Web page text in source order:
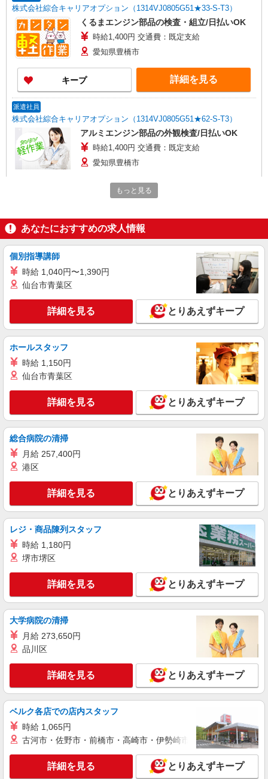
株式会社綜合キャリアオプション（1314VJ0805G51★33-S-T3）
くるまエンジン部品の検査・組立/日払いOK
時給1,400円 交通費：既定支給
愛知県豊橋市
キープ 詳細を見る
派遣社員
株式会社綜合キャリアオプション（1314VJ0805G51★62-S-T3）
アルミエンジン部品の外観検査/日払いOK
時給1,400円 交通費：既定支給
愛知県豊橋市
派遣社員
株式会社綜合キャリアオプション（1314VJ0805G50★74-S-T2）
工業用テープ基板の検査/日払いOK
時給1,400円 交通費：既定支給
愛知県豊橋市
キープ 詳細を見る
派遣社員
時給1550円 月収例：230950円以上（残業・休
日出勤手当て等が含まれています） 交通費全額支
給
愛知県豊橋市 ＊車・バイク通勤OK
キープ 詳細を見る
派遣社員
株式会社綜合キャリアオプション（1314VJ0805G50★88-S-T3）
組立・加工・食品製造など/日払いOK
時給1,300円 交通費：既定支給
愛知県豊橋市
キープ 詳細を見る
派遣社員
株式会社綜合キャリアオプション（1314VJ0805G51★18-S-T3）
生産管理事務・出荷準備補助/日払いOK
時給1,140円〜1,400円 ※経験・能力による
交通費：既定支給
詳細を見る
株式会社グロップ 名古屋オフィス
電子基板への部品の実装／軽作業／土日祝休み
／車通勤
時給1,300円〜1625円＋交通費全額支給 ※残業
発生時は時給25％アップ ※交通費支給規定あり
※給与の希望日払い制度あり（規定あり） ■月収
例■ 時給1,300円×7.75時間×21日⇒211,575円＋残
雇入れ直後：愛知県豊橋市三弥町 変更の範
囲：会社の定める就業場所
もっと見る
あなたにおすすめの求人情報
個別指導講師
時給 1,040円〜1,390円
仙台市青葉区
詳細を見る とりあえずキープ
ホールスタッフ
時給 1,150円
仙台市青葉区
詳細を見る とりあえずキープ
総合病院の清掃
月給 257,400円
港区
詳細を見る とりあえずキープ
レジ・商品陳列スタッフ
時給 1,180円
堺市堺区
詳細を見る とりあえずキープ
大学病院の清掃
月給 273,650円
品川区
詳細を見る とりあえずキープ
ベルク各店での店内スタッフ
時給 1,065円
古河市・佐野市・前橋市・高崎市・伊勢崎市・太田市・館林市
詳細を見る とりあえずキープ